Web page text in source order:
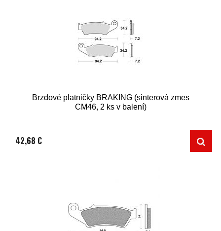
Brzdové platničky BRAKING (sinterová zmes
CM46, 2 ks v balení)
42,68 €